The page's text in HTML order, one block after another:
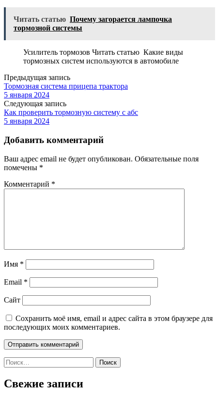
Читать статью Почему загорается лампочка
тормозной системы
Усилитель тормозов Читать статью Какие виды
тормозных систем используются в автомобиле
Предыдущая запись
Тормозная система прицепа трактора
5 января 2024
Следующая запись
Как проверить тормозную систему с абс
5 января 2024
Добавить комментарий
Ваш адрес email не будет опубликован. Обязательные поля
помечены *
Комментарий *
Имя *
Email *
Сайт
Сохранить моё имя, email и адрес сайта в этом браузере для
последующих моих комментариев.
Найти:
Свежие записи